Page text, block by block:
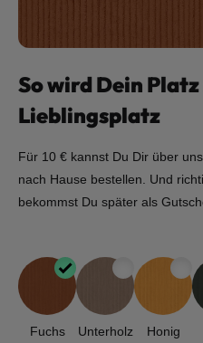
So wird Dein Platz
Lieblingsplatz
Für 10 € kannst Du Dir über
nach Hause bestellen. Und
bekommst Du später als
Fuchs Unterholz Honig